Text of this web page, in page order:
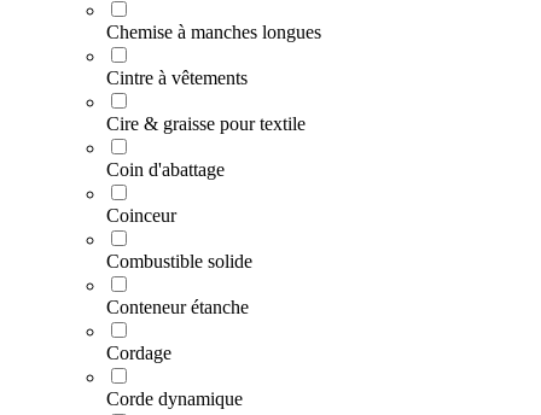
Chemise à manches longues
Cintre à vêtements
Cire & graisse pour textile
Coin d'abattage
Coinceur
Combustible solide
Conteneur étanche
Cordage
Corde dynamique